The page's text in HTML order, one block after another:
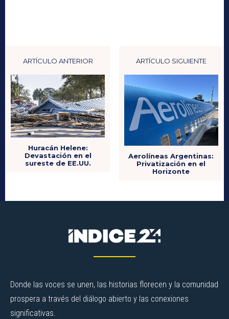
ARTÍCULO ANTERIOR
Huracán Helene:
Devastación en el
sureste de EE.UU.
ARTÍCULO SIGUIENTE
Aerolíneas Argentinas:
Privatización en el
Horizonte
Donde las voces se unen, las historias florecen y la comunidad
prospera a través del diálogo abierto y las conexiones
significativas.